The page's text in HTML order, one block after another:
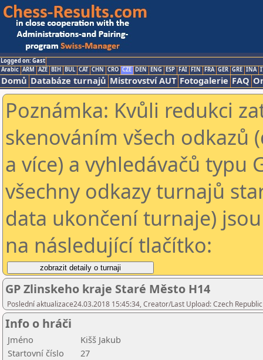
Logged on: Gast
Arabic ARM AZE BIH BUL CAT CHN CRO CZE DEN ENG ESP FAI FIN FRA GER GRE INA
Domů Databáze turnajů Mistrovství AUT Fotogalerie FAQ
Poznámka: Kvůli redukci
skenováním všech odkazů
a více) a vyhledávačů typu
všechny odkazy turnajů
data ukončení turnaje)
na následující tlačítko:
GP Zlinskeho kraje Staré Město H14
Poslední aktualizace24.03.2018 15:45:34, Creator/Last Upload: Czech
Info o hráči
Jméno
Kišš Jakub
Startovní číslo
27